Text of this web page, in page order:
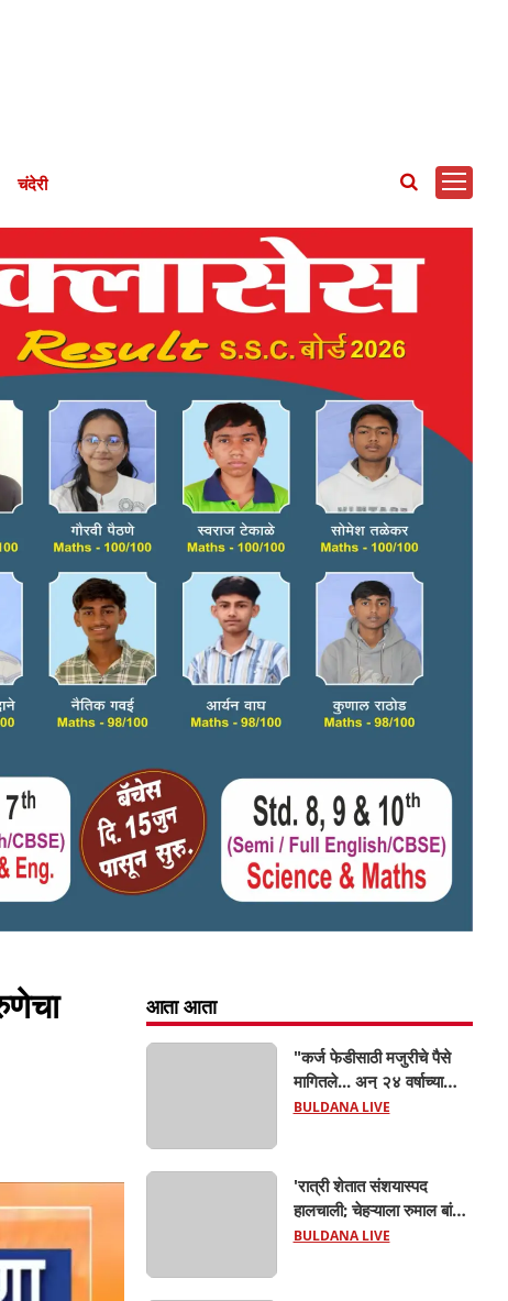
चंदेरी
आता आता
"कर्ज फेडीसाठी मजुरीचे पैसे
मागितले... अन् २४ वर्षाच्या
तरण्याबांड मुलानेच वडिलांच्या
घटना...बापाची पोराविरुद्ध
तक्रार
BULDANA LIVE
'रात्री शेतात संशयास्पद
हालचाली; चेहऱ्याला रुमाल बांधून
फिरणाऱ्या तरुणाला पोलिसांनी
BULDANA LIVE